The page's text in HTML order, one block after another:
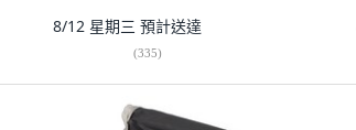
8/12 星期三 預計送達
(335)